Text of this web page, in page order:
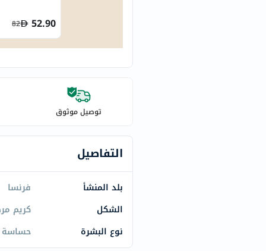
activise
acuvue
webber-
aveeno
freestylelibre
CHalpha
cerave
dralthea
mustela
52.90
82
توصيل موثوق
التفاصيل
بلد المنشأ
فرنسا
الشكل
كريم
نوع البشرة
حساسة